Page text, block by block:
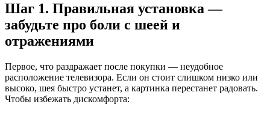
Шаг 1. Правильная установка —
забудьте про боли с шеей и
отражениями
Первое, что раздражает после покупки — неудобное
расположение телевизора. Если он стоит слишком низко или
высоко, шея быстро устанет, а картинка перестанет радовать.
Чтобы избежать дискомфорта: